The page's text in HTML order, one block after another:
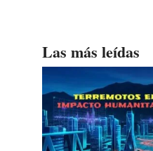
Las más leídas